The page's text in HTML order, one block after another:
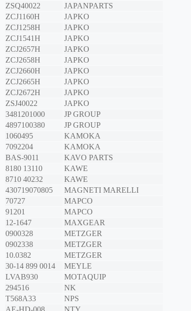
ZSQ40022
JAPANPARTS
ZCJ1160H
JAPKO
ZCJ1258H
JAPKO
ZCJ1541H
JAPKO
ZCJ2657H
JAPKO
ZCJ2658H
JAPKO
ZCJ2660H
JAPKO
ZCJ2665H
JAPKO
ZCJ2672H
JAPKO
ZSJ40022
JAPKO
3481201000
JP GROUP
4897100380
JP GROUP
1060495
KAMOKA
7092204
KAMOKA
BAS-9011
KAVO PARTS
8180 13110
KAWE
8710 40232
KAWE
430719070805
MAGNETI MARELLI
70727
MAPCO
91201
MAPCO
12-1647
MAXGEAR
0900328
METZGER
0902338
METZGER
10.0382
METZGER
30-14 899 0014
MEYLE
LVAB930
MOTAQUIP
294516
NK
T568A33
NPS